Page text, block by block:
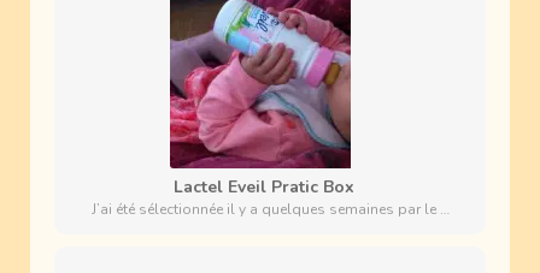
Lactel Eveil Pratic Box
J’ai été sélectionnée il y a quelques semaines par le …